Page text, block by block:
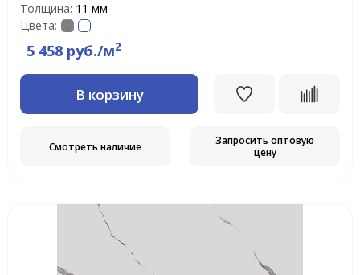
Толщина: 11 мм
Цвета:
5 458 руб./м2
В корзину
Смотреть наличие
Запросить оптовую
цену